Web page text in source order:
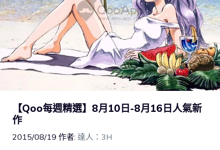
【Qoo每週精選】8月10日-8月16日人氣新
作
2015/08/19 作者: 達人：3H